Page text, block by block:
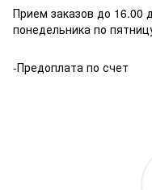
Прием заказов до 16.00
понедельника по
-Предоплата по счет